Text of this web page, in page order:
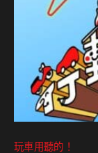
玩車用聽的！